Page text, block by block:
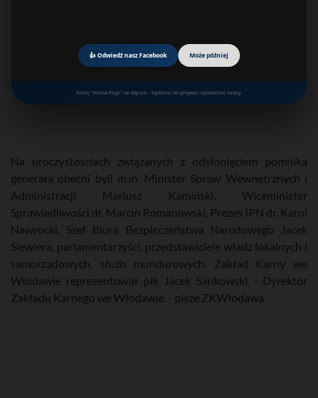
👍 Odwiedź nasz Facebook Może później
Kliknij "Follow Page" na wtyczce – będziesz otrzymywać najświeższe newsy.
Na uroczystościach związanych z odsłonięciem pomnika
generała obecni byli m.in. Minister Spraw Wewnętrznych i
Administracji Mariusz Kamiński, Wiceminister
Sprawiedliwości dr. Marcin Romanowski, Prezes IPN dr. Karol
Nawrocki, Szef Biura Bezpieczeństwa Narodowego Jacek
Siewiera, parlamentarzyści, przedstawiciele władz lokalnych i
samorządowych, służb mundurowych. Zakład Karny we
Włodawie reprezentował płk Jacek Sankowski - Dyrektor
Zakładu Karnego we Włodawie. - pisze ZKWłodawa